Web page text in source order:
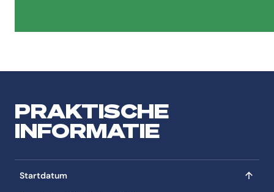
PRAKTISCHE
INFORMATIE
Startdatum